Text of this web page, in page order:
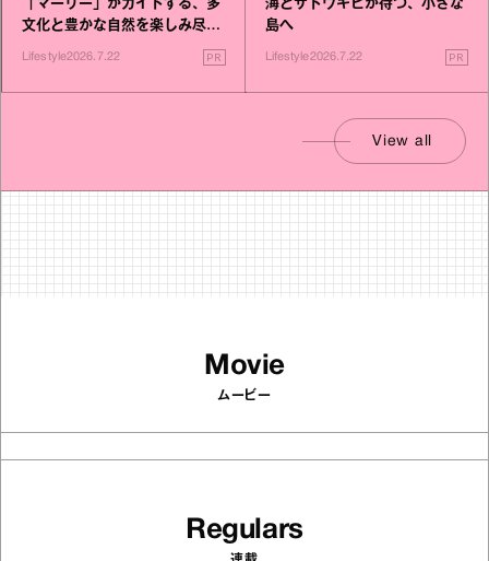
「マーリー」がガイドする、多
文化と豊かな自然を楽しみ尽く
Lifestyle2026.7.22 PR
海とサトウキビが待つ、小さな
島へ
Lifestyle2026.7.22 PR
View all
Movie
ムービー
Regulars